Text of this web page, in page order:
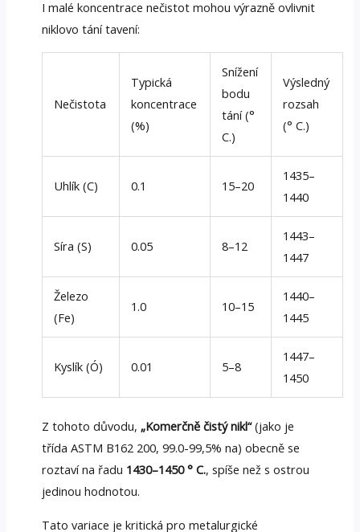
I malé koncentrace nečistot mohou výrazně ovlivnit
niklovo tání tavení:
Nečistota
Typická
koncentrace
(%)
Snížení
bodu
tání (°
C.)
Výsledný
rozsah
(° C.)
Uhlík (C) 0.1 15–20
1435–
1440
Síra (S) 0.05 8–12
1443–
1447
Železo
(Fe)
1.0 10–15
1440–
1445
Kyslík (Ó) 0.01 5–8
1447–
1450
Z tohoto důvodu, „Komerčně čistý nikl“(jako je
třída ASTM B162 200, 99.0-99,5% na) obecně se
roztaví na řadu 1430–1450 ° C., spíše než s ostrou
jedinou hodnotou.
Tato variace je kritická pro metalurgické